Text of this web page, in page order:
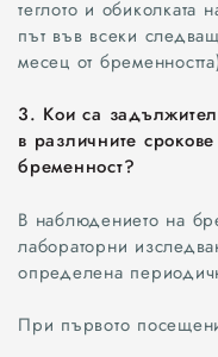
теглото и
път във всеки
месец от
3. Кои са
в различните
бременност?
В наблюдението на
лабораторни
определена
При първото